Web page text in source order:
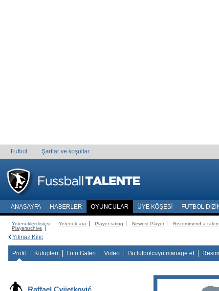
Futbol Şartlar ve koşullar
ANASAYFA HABERLER OYUNCULAR ÜYE KÖŞESI FUTBOL
Yetenekleri listesi Yetenek ara Player rating Newest Player
Recommend a
Playerarchive
Yilmaz Kilic
Profil Kulüpleri Foto Galeri Video Bu futbolcuyu manage et